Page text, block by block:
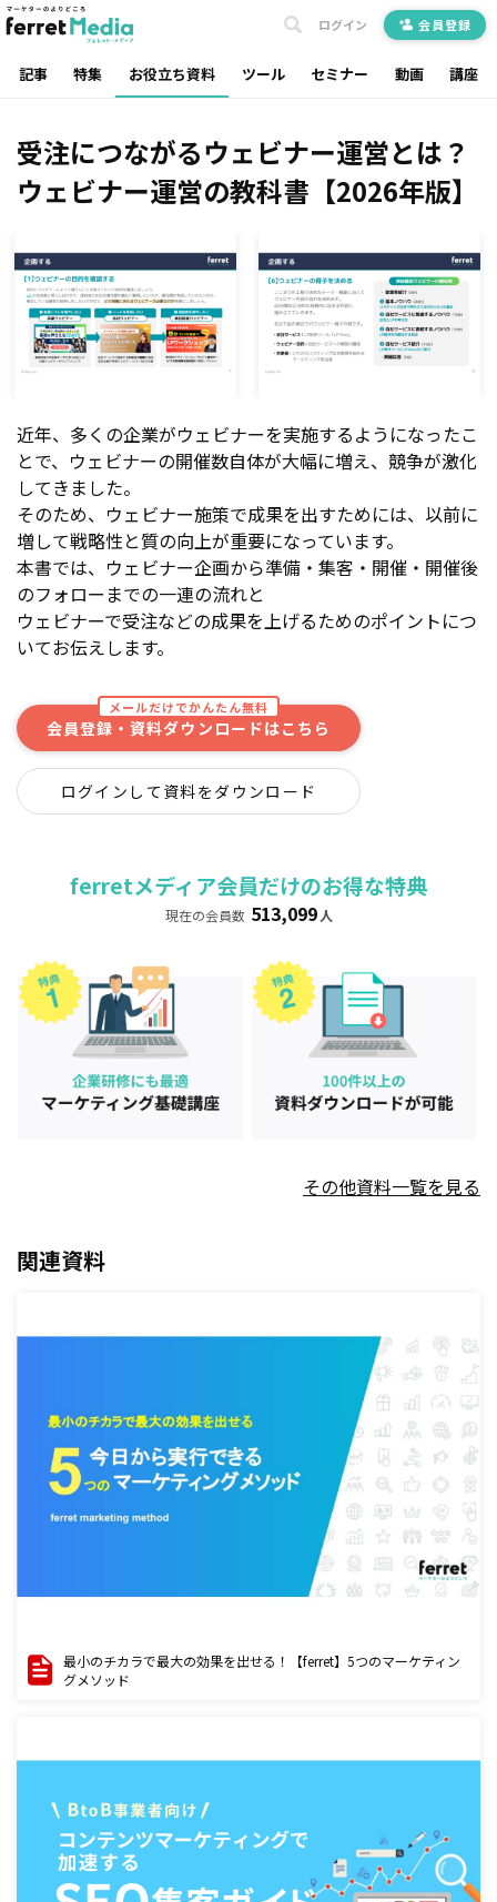
記事 特集 お役立ち資料 ツール セミナー 動画 講座
ログイン 会員登録
受注につながるウェビナー運営とは？
ウェビナー運営の教科書【2026年版】
近年、多くの企業がウェビナーを実施するようになったこ
とで、ウェビナーの開催数自体が大幅に増え、競争が激化
してきました。
そのため、ウェビナー施策で成果を出すためには、以前に
増して戦略性と質の向上が重要になっています。
本書では、ウェビナー企画から準備・集客・開催・開催後
のフォローまでの一連の流れと
ウェビナーで受注などの成果を上げるためのポイントにつ
いてお伝えします。
メールだけでかんたん無料
会員登録・資料ダウンロードはこちら
ログインして資料をダウンロード
ferretメディア会員だけのお得な特典
現在の会員数 513,099 人
その他資料一覧を見る
関連資料
最小のチカラで最大の効果を出せる！【ferret】5つのマーケティン
グメソッド